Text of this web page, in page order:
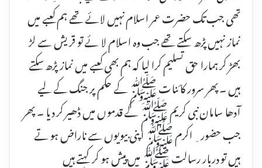
تھی جب تک حضرت عمر اسلام نہیں لائے تھے ہم کعبے میں
نماز نہیں پڑھ سکتے تھے جب وہ اسلام لا ئے تو قریش سے لڑ
بھڑ کر ہمارا حق تسلیم کرا لیا کہ ہم بھی کعبے میں نماز پڑھ سکتے
ہیں ۔ پھر سرور کائنات ﷺ کے حکم پر جنگ کے لیے
آدھا سامان نبی کریم ﷺ کے قدموں میں ڈھیر کر دیا ۔ پھر
جب حضور ِ اکرم ﷺ اپنی بیویوں سے ناراض ہو تے
ہیں تو دربار رسالت ﷺ میں پیش ہو کر کہتے ہیں